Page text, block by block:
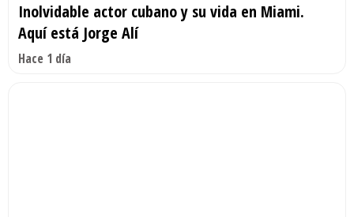
Inolvidable actor cubano y su vida en Miami.
Aquí está Jorge Alí
Hace 1 día